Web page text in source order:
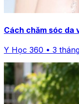
Cách chăm sóc da
Y Học 360 • 3